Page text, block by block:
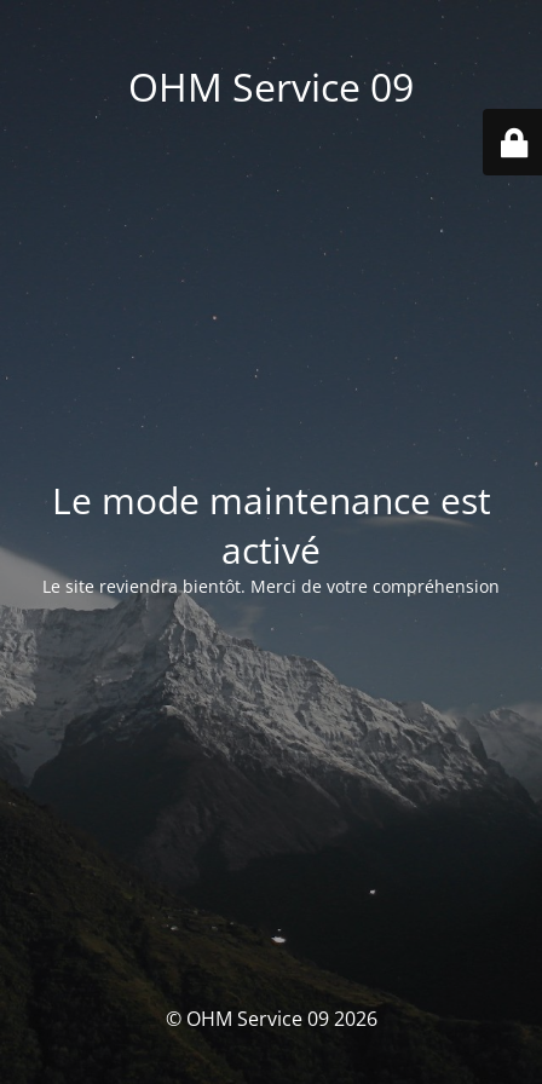
OHM Service 09
Le mode maintenance est
activé
Le site reviendra bientôt. Merci de votre compréhension
© OHM Service 09 2026